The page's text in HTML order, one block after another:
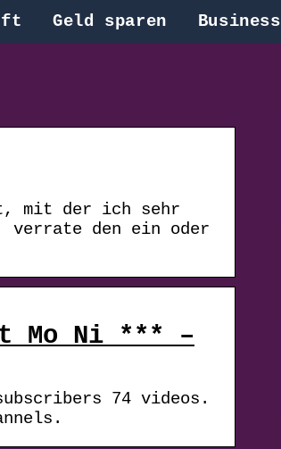
Geld sparen Business
mit der ich sehr
verrate den ein oder
Mo Ni *** –
subscribers 74 videos.